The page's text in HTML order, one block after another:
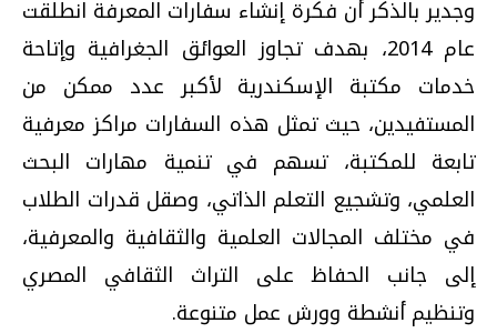
وجدير بالذكر أن فكرة إنشاء سفارات المعرفة انطلقت
عام 2014، بهدف تجاوز العوائق الجغرافية وإتاحة
خدمات مكتبة الإسكندرية لأكبر عدد ممكن من
المستفيدين، حيث تمثل هذه السفارات مراكز معرفية
تابعة للمكتبة، تسهم في تنمية مهارات البحث
العلمي، وتشجيع التعلم الذاتي، وصقل قدرات الطلاب
في مختلف المجالات العلمية والثقافية والمعرفية،
إلى جانب الحفاظ على التراث الثقافي المصري
وتنظيم أنشطة وورش عمل متنوعة.